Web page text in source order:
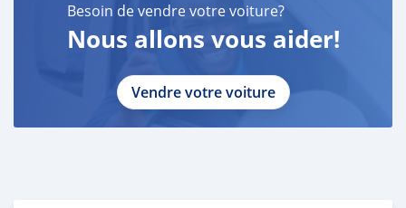
Besoin de vendre votre voiture?
Nous allons vous aider!
Vendre votre voiture